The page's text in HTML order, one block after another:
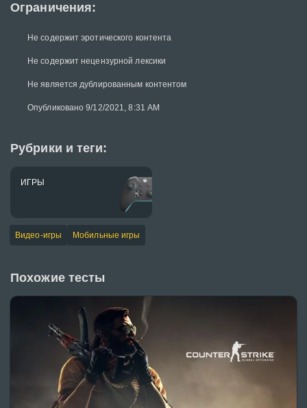
Ограничения:
Не содержит эротического контента
Не содержит нецензурной лексики
Не является дублированным контентом
Опубликовано 9/12/2021, 8:31 AM
Рубрики и теги:
ИГРЫ
Видео-игры Мобильные игры
Похожие тесты